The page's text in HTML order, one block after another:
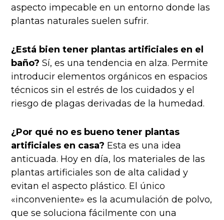
aspecto impecable en un entorno donde las
plantas naturales suelen sufrir.
¿Está bien tener plantas artificiales en el
baño? Sí, es una tendencia en alza. Permite
introducir elementos orgánicos en espacios
técnicos sin el estrés de los cuidados y el
riesgo de plagas derivadas de la humedad.
¿Por qué no es bueno tener plantas
artificiales en casa? Esta es una idea
anticuada. Hoy en día, los materiales de las
plantas artificiales son de alta calidad y
evitan el aspecto plástico. El único
«inconveniente» es la acumulación de polvo,
que se soluciona fácilmente con una